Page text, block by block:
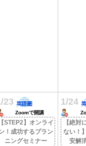
23
Zoomで開講
【STEP2】オンライ
！成功するプラン
ニングセミナー
1/24
【絶対
ない！
安解